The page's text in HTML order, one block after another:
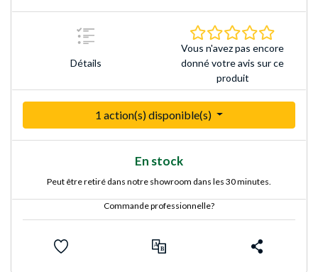
Détails
Vous n'avez pas encore
donné votre avis sur ce
produit
1 action(s) disponible(s)
En stock
Peut être retiré dans notre showroom dans les 30 minutes.
Commande professionnelle?